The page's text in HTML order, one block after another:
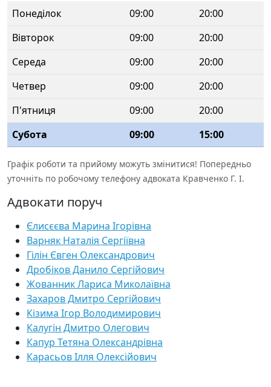
Понеділок 09:00
20:00
Вівторок
09:00
20:00
Середа
09:00
20:00
Четвер
09:00
20:00
П'ятниця
09:00
20:00
Субота
09:00 15:00
Графік роботи та прийому можуть змінитися! Попередньо
уточніть по робочому телефону адвоката Кравченко Г. І.
Адвокати поруч
Єлисєєва Марина Ігорівна
Варняк Наталія Сергіївна
Гілін Євген Олександрович
Дробіков Данило Сергійович
Жованник Лариса Миколаївна
Захаров Дмитро Сергійович
Кізима Ігор Володимирович
Калугін Дмитро Олегович
Капур Тетяна Олександрівна
Карасьов Ілля Олексійович